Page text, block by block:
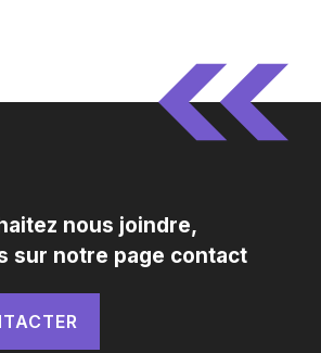
nous joindre,
sur notre page contact